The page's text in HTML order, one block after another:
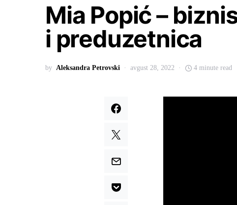
Mia Popić –
i preduzetnica
by Aleksandra Petrovski avgust 28, 2022 4 minute read